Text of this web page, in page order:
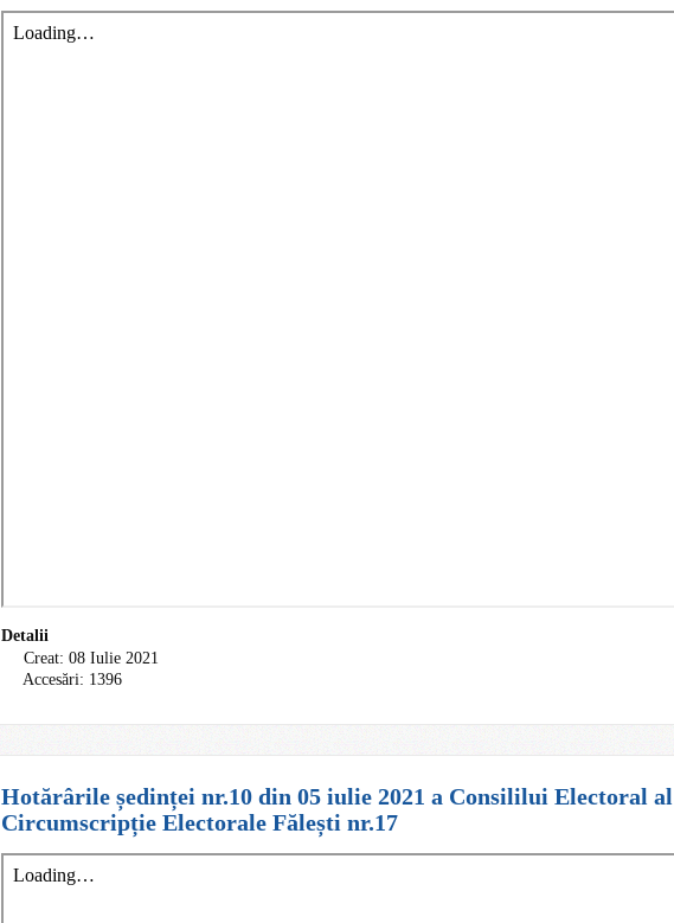
Detalii
Creat: 08 Iulie 2021
Accesări: 1396
Hotărârile ședinței nr.10 din 05 iulie 2021 a Consililui Electoral al
Circumscripție Electorale Fălești nr.17